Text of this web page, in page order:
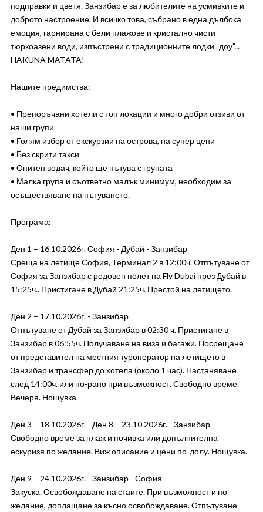
подправки и цветя. Занзибар е за любителите на усмивките и
доброто настроение. И всичко това, събрано в една дълбока
емоция, гарнирана с бели плажове и кристално чисти
тюркоазени води, изпъстрени с традиционните лодки „доу”...
HAKUNA MATATA!
Нашите предимства:
• Препоръчани хотели с топ локации и много добри отзиви от
наши групи
• Голям избор от екскурзии на острова, на супер цени
• Без скрити такси
• Опитен водач, който ще пътува с групата
• Малка група и съответно малък минимум, необходим за
осъществяване на пътуването.
Програма:
Ден 1 – 16.10.2026г. София - Дубай - Занзибар
Среща на летище София, Терминал 2 в 12:00ч. Отпътуване от
София за Занзибар с редовен полет на Fly Dubai през Дубай в
15:25ч.. Пристигане в Дубай 21:25ч. Престой на летището.
Ден 2 – 17.10.2026г. - Занзибар
Отпътуване от Дубай за Занзибар в 02:30 ч. Пристигане в
Занзибар в 06:55ч. Получаване на виза и багажи. Посрещане
от представител на местния туроператор на летището в
Занзибар и трансфер до хотела (около 1 час). Настаняване
след 14:00ч. или по-рано при възможност. Свободно време.
Вечеря. Нощувка.
Ден 3 – 18.10.2026г. - Ден 8 – 23.10.2026г. - Занзибар
Свободно време за плаж и почивка или допълнителна
ескуризя по желание. Виж описание и цени по-долу. Нощувка.
Ден 9 – 24.10.2026г. - Занзибар - София
Закуска. Освобождаване на стаите. При възможност и по
желание, доплащане за късно освобождаване. Отпътуване